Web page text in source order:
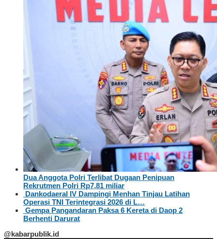
Dua Anggota Polri Terlibat Dugaan Penipuan
Rekrutmen Polri Rp7,81 miliar
Dankodaeral IV Dampingi Menhan Tinjau Latihan
Operasi TNI Terintegrasi 2026 di L…
Gempa Pangandaran Paksa 6 Kereta di Daop 2
Berhenti Darurat
@kabarpublik.id